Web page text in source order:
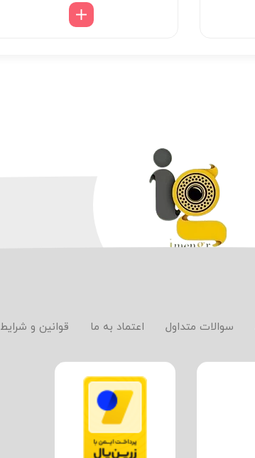
سوالات متداول اعتماد به ما قوانین و شرایط